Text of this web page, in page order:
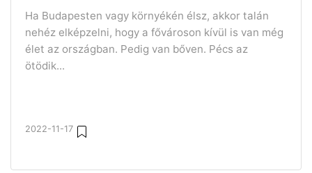
Ha Budapesten vagy környékén élsz, akkor talán
nehéz elképzelni, hogy a fővároson kívül is van még
élet az országban. Pedig van bőven. Pécs az
ötödik...
2022-11-17